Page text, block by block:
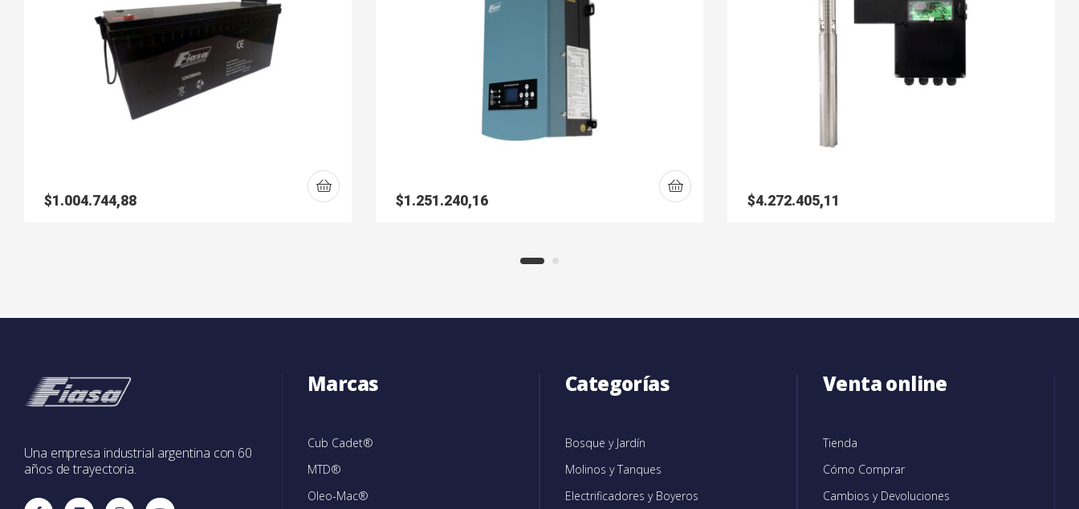
$1.004.744,88 $1.251.240,16 $4.272.405,11
Una empresa industrial argentina con 60
años de trayectoria.
Marcas
Cub Cadet®
MTD®
Oleo-Mac®
Categorías
Bosque y Jardín
Molinos y Tanques
Electrificadores y Boyeros
Venta online
Tienda
Cómo Comprar
Cambios y Devoluciones